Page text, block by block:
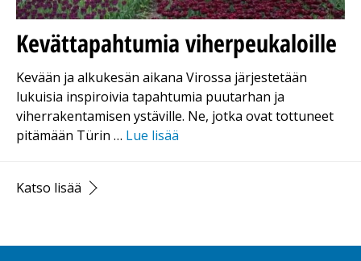
Kevättapahtumia viherpeukaloille
Kevään ja alkukesän aikana Virossa järjestetään
lukuisia inspiroivia tapahtumia puutarhan ja
viherrakentamisen ystäville. Ne, jotka ovat tottuneet
pitämään Türin … Lue lisää
Katso lisää